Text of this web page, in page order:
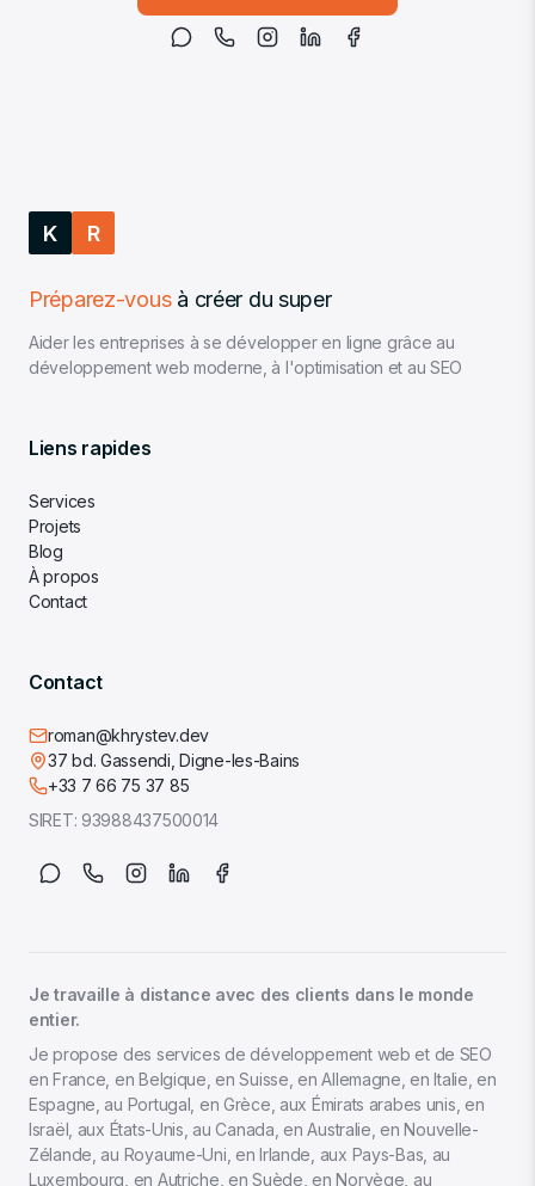
K R
Préparez-vous à créer du super
Aider les entreprises à se développer en ligne grâce au
développement web moderne, à l'optimisation et au SEO
Liens rapides
Services
Projets
Blog
À propos
Contact
Contact
roman@khrystev.dev
37 bd. Gassendi, Digne-les-Bains
+33 7 66 75 37 85
SIRET:93988437500014
Je travaille à distance avec des clients dans le monde
entier.
Je propose des services de développement web et de SEO
en France, en Belgique, en Suisse, en Allemagne, en Italie, en
Espagne, au Portugal, en Grèce, aux Émirats arabes unis, en
Israël, aux États-Unis, au Canada, en Australie, en Nouvelle-
Zélande, au Royaume-Uni, en Irlande, aux Pays-Bas, au
Luxembourg, en Autriche, en Suède, en Norvège, au